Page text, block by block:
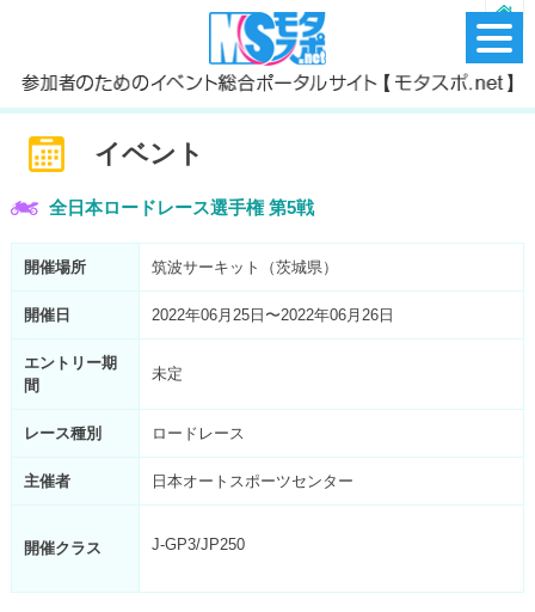
イベント
全日本ロードレース選手権 第5戦
開催場所 筑波サーキット（茨城県）
開催日 2022年06月25日〜2022年06月26日
エントリー期
間
未定
レース種別 ロードレース
主催者 日本オートスポーツセンター
開催クラス J-GP3/JP250